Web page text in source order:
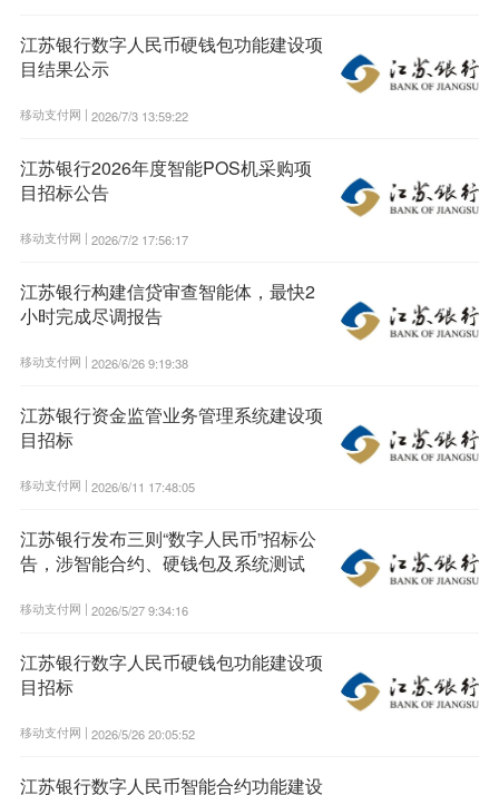
江苏银行数字人民币硬钱包功能建设项
目结果公示
移动支付网 | 2026/7/3 13:59:22
江苏银行2026年度智能POS机采购项
目招标公告
移动支付网 | 2026/7/2 17:56:17
江苏银行构建信贷审查智能体，最快2
小时完成尽调报告
移动支付网 | 2026/6/26 9:19:38
江苏银行资金监管业务管理系统建设项
目招标
移动支付网 | 2026/6/11 17:48:05
江苏银行发布三则“数字人民币”招标公
告，涉智能合约、硬钱包及系统测试
移动支付网 | 2026/5/27 9:34:16
江苏银行数字人民币硬钱包功能建设项
目招标
移动支付网 | 2026/5/26 20:05:52
江苏银行数字人民币智能合约功能建设